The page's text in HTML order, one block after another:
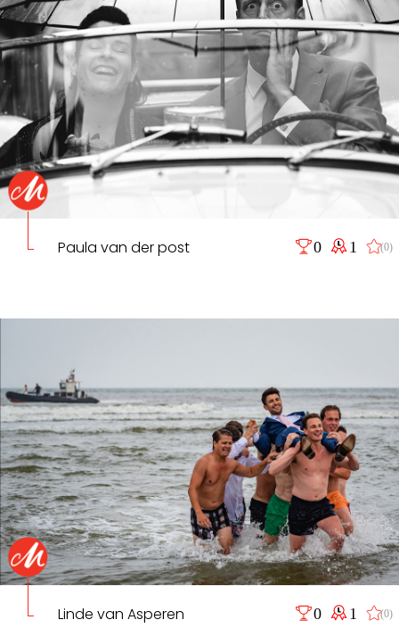
Paula van der post 0 1 (0)
Linde van Asperen 0 1 (0)